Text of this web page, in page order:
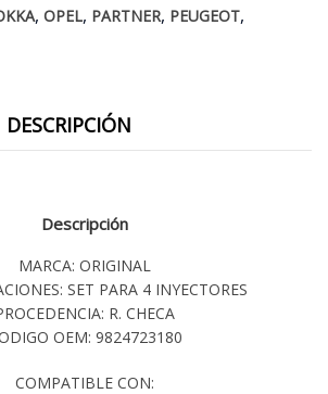
, OPEL, PARTNER, PEUGEOT,
DESCRIPCIÓN
Descripción
MARCA: ORIGINAL
SET PARA 4 INYECTORES
R. CHECA
OEM: 9824723180
COMPATIBLE CON: